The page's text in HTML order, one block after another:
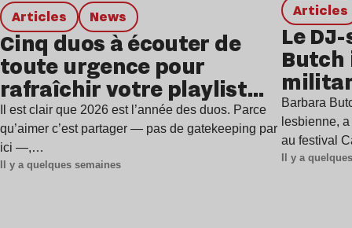
Articles news
Cinq duos à écouter de
toute urgence pour
rafraîchir votre playlist
estivale
Il est clair que 2026 est l’année des duos. Parce
qu’aimer c’est partager — pas de gatekeeping par
ici —,…
Il y a quelques semaines
Articles
Le
Butch
à
Barbara
lesbienne,
au festival
Il y a